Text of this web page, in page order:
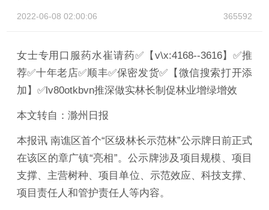
2022-06-08 02:00:06 365592
女士专用口服药水崔请药✅【v\x:4168--3616】✅推
荐✅十年老店✅顺丰✅保密发货✅【微信搜索打开添
加】✅lv80otkbvn推深做实林长制促林业增绿增效
本文转自：滁州日报
本报讯 南谯区首个“区级林长示范林”公示牌日前正式
在该区的章广镇“亮相”。公示牌涉及项目规模、项目
支撑、主营树种、项目单位、示范效应、科技支撑、
项目责任人和管护责任人等内容。